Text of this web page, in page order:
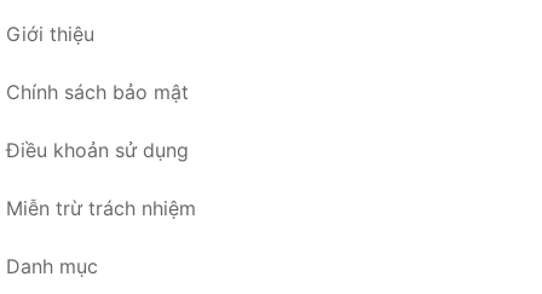
Giới thiệu
Chính sách bảo mật
Điều khoản sử dụng
Miễn trừ trách nhiệm
Danh mục